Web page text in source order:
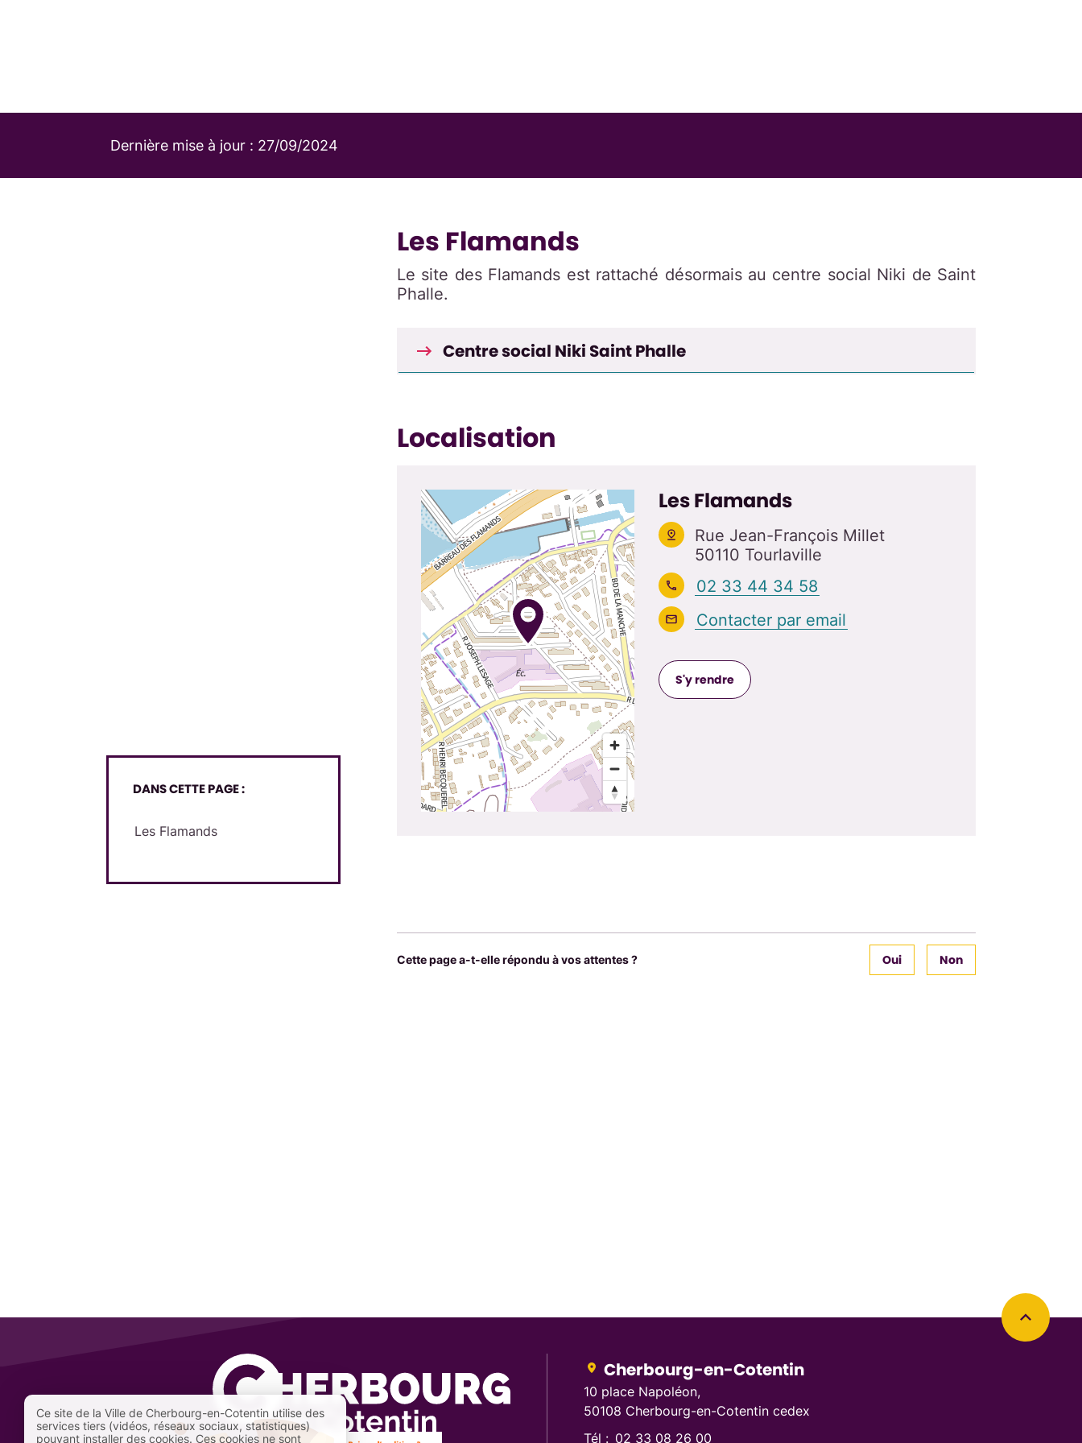
Dernière mise à jour : 27/09/2024
DANS CETTE PAGE :
Les Flamands
Les Flamands
Le site des Flamands est rattaché désormais au centre social Niki de Saint
Phalle.
Centre social Niki Saint Phalle
Localisation
Les Flamands
Rue Jean-François Millet
50110 Tourlaville
02 33 44 34 58
Contacter par email
S'y rendre
Cette page a-t-elle répondu à vos attentes ? Non
Oui
Retourner en haut de la page
Cherbourg-en-Cotentin
10 place Napoléon,
50108 Cherbourg-en-Cotentin cedex
Tél : 02 33 08 26 00
Ce site de la Ville de Cherbourg-en-Cotentin utilise des
services tiers (vidéos, réseaux sociaux, statistiques)
pouvant installer des cookies. Ces cookies ne sont